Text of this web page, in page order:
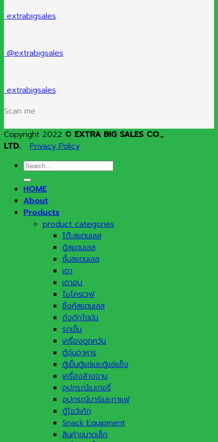
extrabigsales
@extrabigsales
extrabigsales
Scan me
Copyright 2022 © EXTRA BIG SALES CO.,
LTD.
Privacy Policy
Search
for:
HOME
About
Products
product categories
โต๊ะสแตนเลส
ตู้สแตนเลส
ชั้นสแตนเลส
เตา
เตาอบ
ไมโครเวฟ
ซิ้งค์สแตนเลส
ถังดักไขมัน
รถเข็น
เครื่องดูดควัน
ตู้อุ่นอาหาร
ตู้เย็นตู้แช่และตู้แช่แข็ง
เครื่องล้างจาน
อุปกรณ์เบเกอรี่
อุปกรณ์บาร์และกาแฟ
ตู้โชว์เค้ก
Snack Equipment
สินค้าขนาดเล็ก